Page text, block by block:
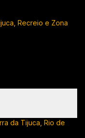
Recreio e Zona
da Tijuca, Rio de